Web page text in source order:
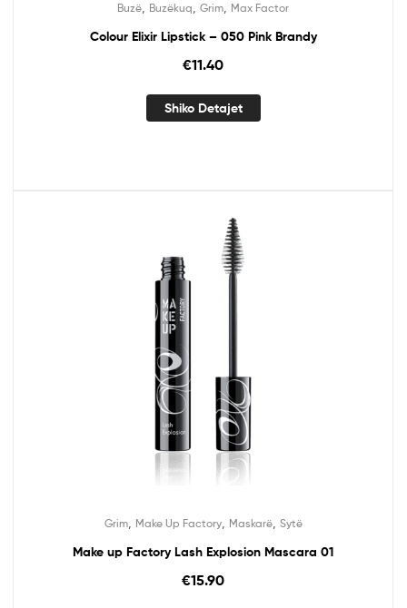
Buzë Buzëkuq Grim Max Factor
Colour Elixir Lipstick – 050 Pink Brandy
€11.40
Shiko Detajet
Grim, Make Up Factory, Maskarë, Sytë
Make up Factory Lash Explosion Mascara 01
€15.90